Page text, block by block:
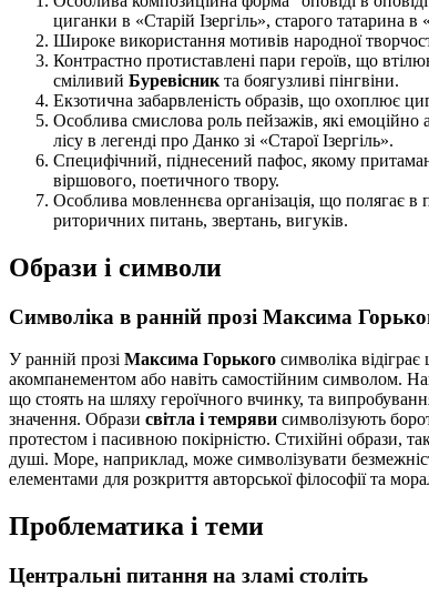
циганки в «Старій Ізергіль», старого татарина
Широке використання мотивів народної
Контрастно протиставлені пари героїв, що
сміливий Буревісник та боягузливі пінгвіни.
Екзотична забарвленість образів, що охоплює
Особлива смислова роль пейзажів, які
лісу в легенді про Данко зі «Старої Ізергіль».
Специфічний, піднесений пафос, якому
віршового, поетичного твору.
Особлива мовленнєва організація, що полягає в
риторичних питань, звертань, вигуків.
Образи і символи
Символіка в ранній прозі Максима
У ранній прозі Максима Горького символіка
акомпанементом або навіть самостійним символом.
що стоять на шляху героїчного вчинку, та
значення. Образи світла і темряви символізують
протестом і пасивною покірністю. Стихійні образи,
душі. Море, наприклад, може символізувати
елементами для розкриття авторської філософії та
Проблематика і теми
Центральні питання на зламі століть